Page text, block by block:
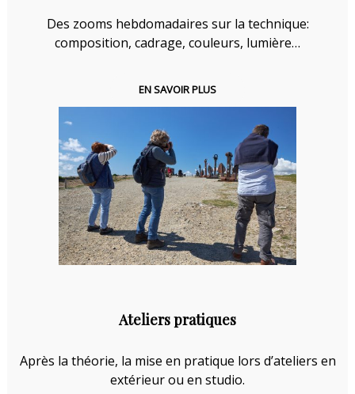
Des zooms hebdomadaires sur la technique:
composition, cadrage, couleurs, lumière…
EN SAVOIR PLUS
Ateliers pratiques
Après la théorie, la mise en pratique lors d’ateliers en
extérieur ou en studio.